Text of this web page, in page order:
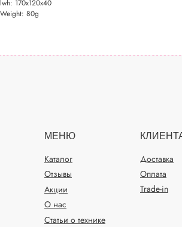
lwh: 170x120x40
Weight: 80g
МЕНЮ
Каталог
О нас
Доставка
Статьи о технике
Оплата
Отзывы
Акции
Trade-in